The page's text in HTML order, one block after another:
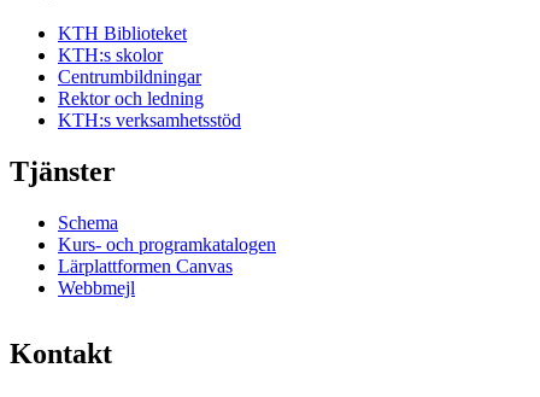
KTH Biblioteket
KTH:s skolor
Centrumbildningar
Rektor och ledning
KTH:s verksamhetsstöd
Tjänster
Schema
Kurs- och programkatalogen
Lärplattformen Canvas
Webbmejl
Kontakt